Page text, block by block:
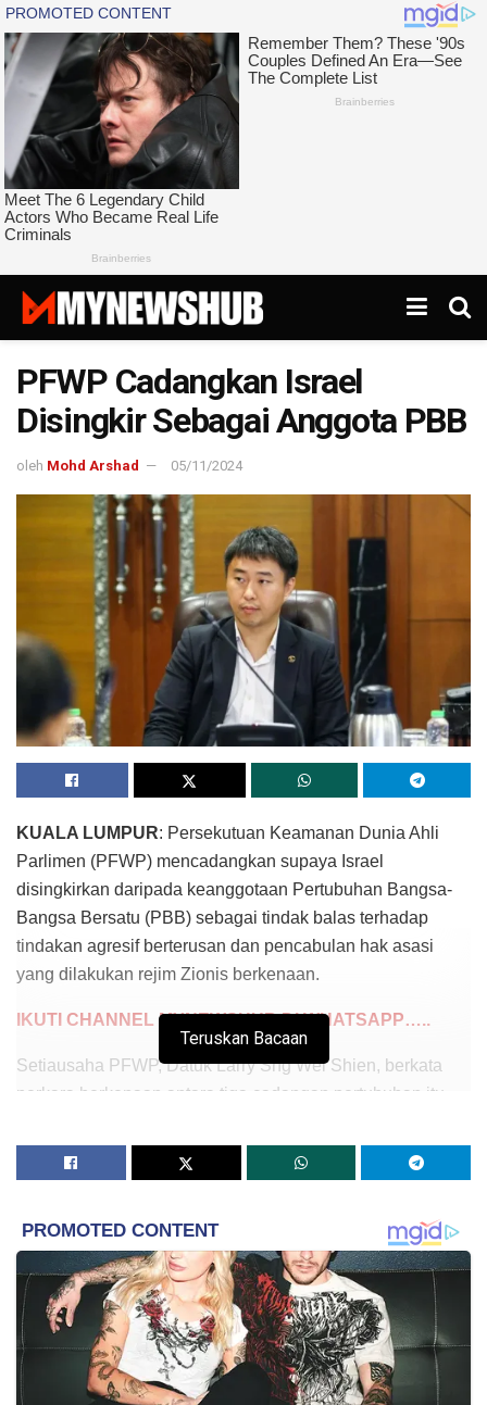
PFWP Cadangkan Israel
Disingkir Sebagai Anggota PBB
oleh Mohd Arshad 05/11/2024
KUALA LUMPUR: Persekutuan Keamanan Dunia Ahli
Parlimen (PFWP) mencadangkan supaya Israel
disingkirkan daripada keanggotaan Pertubuhan Bangsa-
Bangsa Bersatu (PBB) sebagai tindak balas terhadap
tindakan agresif berterusan dan pencabulan hak asasi
yang dilakukan rejim Zionis berkenaan.
IKUTI CHANNEL MYNEWSHUB DI WHATSAPP…..
Setiausaha PFWP, Datuk Larry Sng Wei Shien, berkata
perkara berkenaan antara tiga cadangan pertubuhan itu
“Cadangan lain ialah pembatalan Resolusi PBB 1947
Palestin dan PBB perlu meluluskan usul penubuhan
negara Palestin yang merdeka dan berdaulat di seluruh
wilayah Palestin asal,” katanya dalam sidang media di
Parlimen, hari ini.
Larry yang juga Ahli Parlimen Julau menegaskan semua
pihak yang terbabit perlu komited kepada diplomasi dan
Teruskan Bacaan